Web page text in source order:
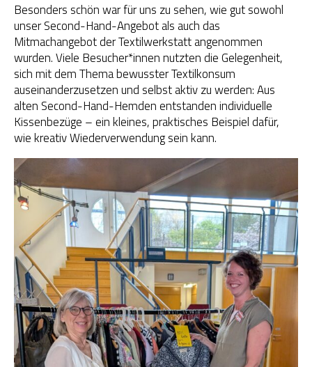
Besonders schön war für uns zu sehen, wie gut sowohl
unser Second-Hand-Angebot als auch das
Mitmachangebot der Textilwerkstatt angenommen
wurden. Viele Besucher*innen nutzten die Gelegenheit,
sich mit dem Thema bewusster Textilkonsum
auseinanderzusetzen und selbst aktiv zu werden: Aus
alten Second-Hand-Hemden entstanden individuelle
Kissenbezüge – ein kleines, praktisches Beispiel dafür,
wie kreativ Wiederverwendung sein kann.